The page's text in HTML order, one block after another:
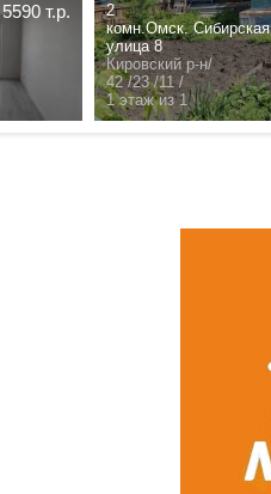
5590 т.р.
2
комн.Омск. Сибирская
улица 8
Кировский р-н/
42 /23 /11 /
1 этаж из 1